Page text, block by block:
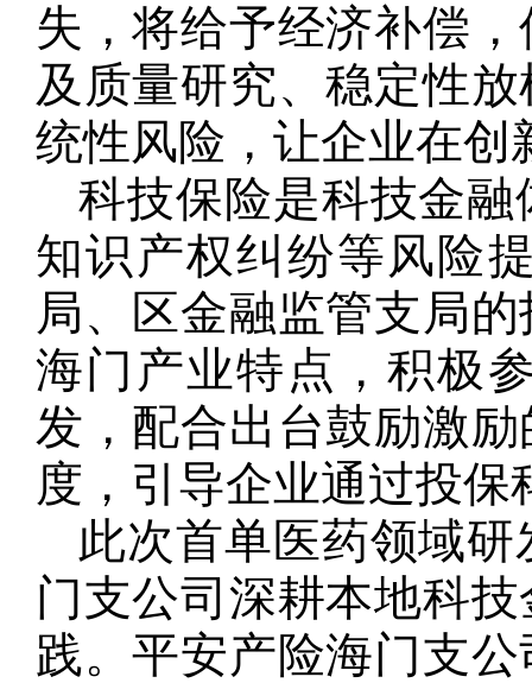
失，将给予经济补偿
及质量研究、稳定性
统性风险，让企业在创
科技保险是科技金
知识产权纠纷等风险
局、区金融监管支局
海门产业特点，积极
发，配合出台鼓励激
度，引导企业通过投
此次首单医药领域
门支公司深耕本地科
践。平安产险海门支